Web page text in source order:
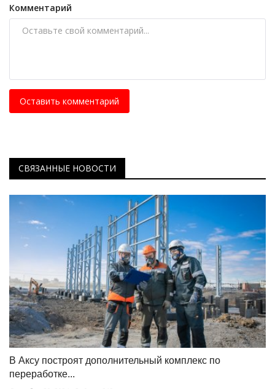
Комментарий
Оставить комментарий
СВЯЗАННЫЕ НОВОСТИ
В Аксу построят дополнительный комплекс по
переработке...